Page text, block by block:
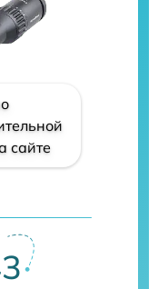
сайте